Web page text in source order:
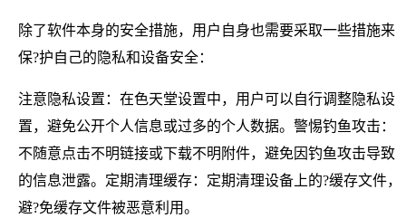
除了软件本身的安全措施，用户自身也需要采取一些措施来
保?护自己的隐私和设备安全：
注意隐私设置：在色天堂设置中，用户可以自行调整隐私设
置，避免公开个人信息或过多的个人数据。警惕钓鱼攻击：
不随意点击不明链接或下载不明附件，避免因钓鱼攻击导致
的信息泄露。定期清理缓存：定期清理设备上的?缓存文件，
避?免缓存文件被恶意利用。